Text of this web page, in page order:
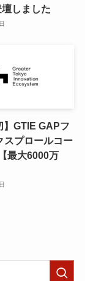
しました
】GTIE GAPフ
スプロールコー
最大6000万